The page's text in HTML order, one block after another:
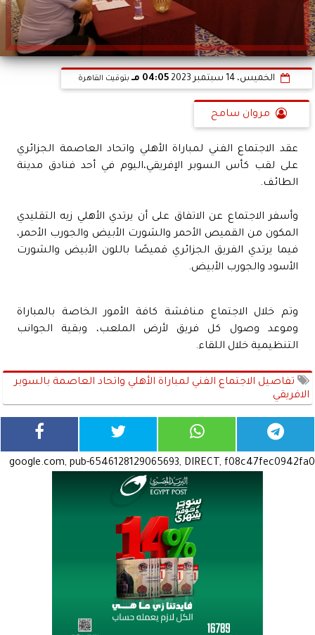
الخميس، 14 سبتمبر 2023 04:05 مـ بتوقيت القاهرة
مروان سامح
عقد الاجتماع الفني لمباراة الأهلي واتحاد العاصمة الجزائري
على لقب كأس السوبر الإفريقي،اليوم في أحد فنادق مدينة
الطائف.
وأسفر الاجتماع عن الاتفاق على أن يرتدي الأهلي زيه التقليدي
المكون من القميص الأحمر والشورت الأبيض والجورب الأحمر،
فيما يرتدي الفريق الجزائري قميصًا باللون الأبيض والشورت
الأسود والجورب الأبيض.
وتم خلال الاجتماع مناقشة كافة الأمور الخاصة بالمباراة
وموعد وصول كل فريق لأرض الملعب، وبقية الجوانب
التنظيمية خلال اللقاء.
تفاصيل الاجتماع الفني لمباراة الأهلي واتحاد العاصمة بالسوبر
الافريقي
google.com, pub-6546128129065693, DIRECT, f08c47fec0942fa0